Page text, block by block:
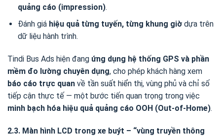
quảng cáo (impression).
Đánh giá hiệu quả từng tuyến, từng khung giờdựa trên
dữ liệu hành trình.
Tindi Bus Ads hiện đang ứng dụng hệ thống GPS và phần
mềm đo lường chuyên dụng, cho phép khách hàng xem
báo cáo trực quan về tần suất hiển thị, vùng phủ và chỉ số
tiếp cận thực tế — một bước tiến quan trọng trong việc
minh bạch hóa hiệu quả quảng cáo OOH (Out-of-Home).
2.3. Màn hình LCD trong xe buýt – “vùng truyền thông